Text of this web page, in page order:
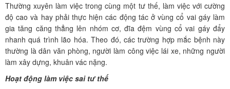
Thường xuyên làm việc trong cùng một tư thế, làm việc với cường
độ cao và hay phải thực hiện các động tác ở vùng cổ vai gáy làm
gia tăng căng thẳng lên nhóm cơ, đĩa đệm vùng cổ vai gáy đẩy
nhanh quá trình lão hóa. Theo đó, các trường hợp mắc bệnh này
thường là dân văn phòng, người làm công việc lái xe, những người
làm xây dựng, khuân vác nặng.
Hoạt động làm việc sai tư thế